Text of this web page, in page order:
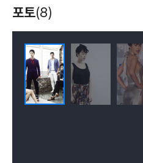
보이스 시즌3
포토(8)